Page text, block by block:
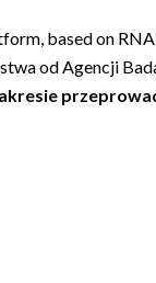
based on
od Agencji